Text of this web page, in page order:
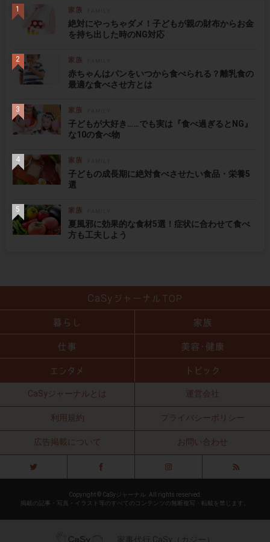
絶対にやっちゃダメ！子どもが親の財布からお金
を持ち出した時のNG対応
赤ちゃんはパンをいつから食べられる？離乳食の
最適な食べさせ方とは
子どもが大好き……でも実は『食べ過ぎるとNG』
な10の食べ物
子どもの成長期に絶対食べさせたい食品・栄養5
選
夏風邪に効果的な食材5選！症状に合わせて食べ
方も工夫しよう
CaSyジャーナルとは 運営会社
利用規約 プライバシーポリシー
広告掲載について お問い合わせ
Copyright © CaSyジャーナル. All rights reserved.
掲載の記事・写真・イラスト等のすべてのコンテンツの無断複写・転載を禁じます。
家事代行 CaSy（カジー）